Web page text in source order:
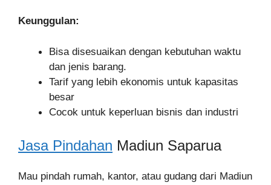
Keunggulan:
Bisa disesuaikan dengan kebutuhan waktu
dan jenis barang.
Tarif yang lebih ekonomis untuk kapasitas
besar
Cocok untuk keperluan bisnis dan industri
Jasa Pindahan Madiun Saparua
Mau pindah rumah, kantor, atau gudang dari Madiun